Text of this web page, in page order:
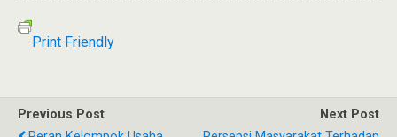
Print Friendly
Previous Post
Next Post